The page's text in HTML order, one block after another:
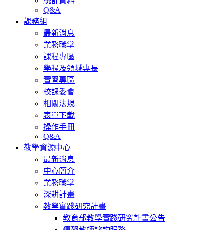
Q&A
課務組
最新消息
業務職掌
課程專區
學程及領域專長
實習專區
校課委會
相關法規
表單下載
操作手冊
Q&A
教學資源中心
最新消息
中心簡介
業務職掌
深耕計畫
教學實踐研究計畫
教育部教學實踐研究計畫公告